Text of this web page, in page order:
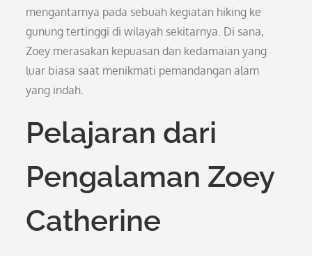
mengantarnya pada sebuah kegiatan hiking ke
gunung tertinggi di wilayah sekitarnya. Di sana,
Zoey merasakan kepuasan dan kedamaian yang
luar biasa saat menikmati pemandangan alam
yang indah.
Pelajaran dari
Pengalaman Zoey
Catherine